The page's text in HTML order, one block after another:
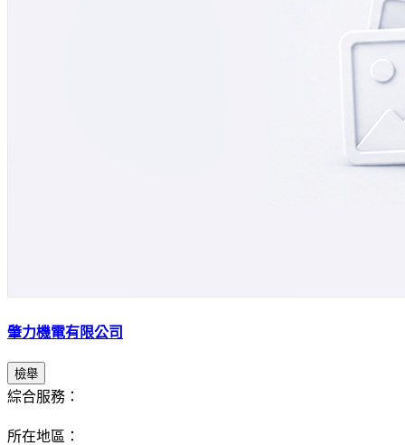
肇力機電有限公司
檢舉
綜合服務：
所在地區：